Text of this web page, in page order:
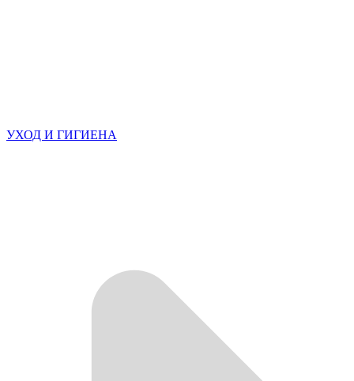
УХОД И ГИГИЕНА